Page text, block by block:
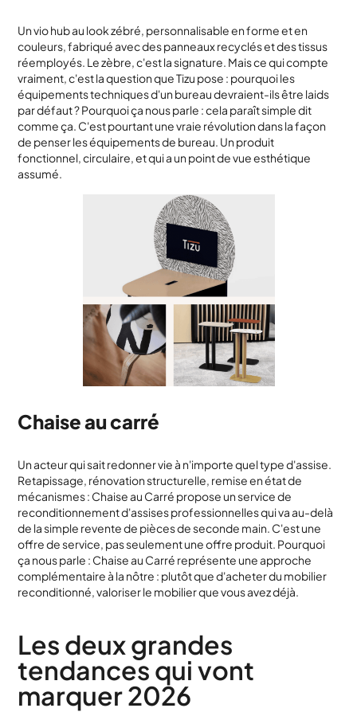
Un vio hub au look zébré, personnalisable en forme et en
couleurs, fabriqué avec des panneaux recyclés et des tissus
réemployés. Le zèbre, c'est la signature. Mais ce qui compte
vraiment, c'est la question que Tizu pose : pourquoi les
équipements techniques d'un bureau devraient-ils être laids
par défaut ? Pourquoi ça nous parle : cela paraît simple dit
comme ça. C'est pourtant une vraie révolution dans la façon
de penser les équipements de bureau. Un produit
fonctionnel, circulaire, et qui a un point de vue esthétique
assumé.
Chaise au carré
Un acteur qui sait redonner vie à n'importe quel type d'assise.
Retapissage, rénovation structurelle, remise en état de
mécanismes : Chaise au Carré propose un service de
reconditionnement d'assises professionnelles qui va au-delà
de la simple revente de pièces de seconde main. C'est une
offre de service, pas seulement une offre produit. Pourquoi
ça nous parle : Chaise au Carré représente une approche
complémentaire à la nôtre : plutôt que d'acheter du mobilier
reconditionné, valoriser le mobilier que vous avez déjà.
Les deux grandes
tendances qui vont
marquer 2026